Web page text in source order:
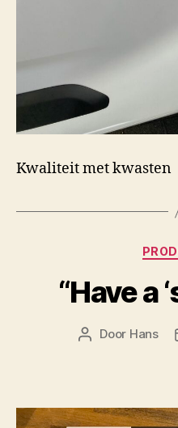
Kwaliteit met kwasten
“Have a
Berichtauteur
Door Hans